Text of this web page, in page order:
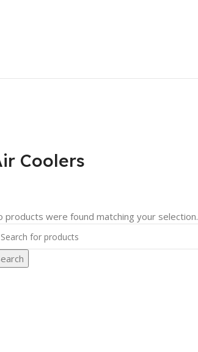
Coolers
products were found matching your selection.